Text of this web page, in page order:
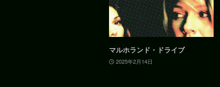
マルホランド・ドライブ
2025年2月14日